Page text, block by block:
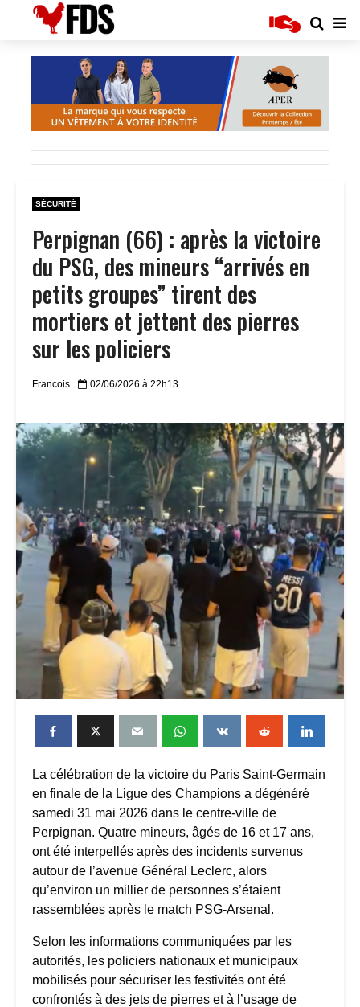
SÉCURITÉ
Perpignan (66) : après la victoire
du PSG, des mineurs “arrivés en
petits groupes” tirent des
mortiers et jettent des pierres
sur les policiers
Francois 02/06/2026 à 22h13
La célébration de la victoire du Paris Saint-Germain
en finale de la Ligue des Champions a dégénéré
samedi 31 mai 2026 dans le centre-ville de
Perpignan. Quatre mineurs, âgés de 16 et 17 ans,
ont été interpellés après des incidents survenus
autour de l’avenue Général Leclerc, alors
qu’environ un millier de personnes s’étaient
rassemblées après le match PSG-Arsenal.
Selon les informations communiquées par les
autorités, les policiers nationaux et municipaux
mobilisés pour sécuriser les festivités ont été
confrontés à des jets de pierres et à l’usage de